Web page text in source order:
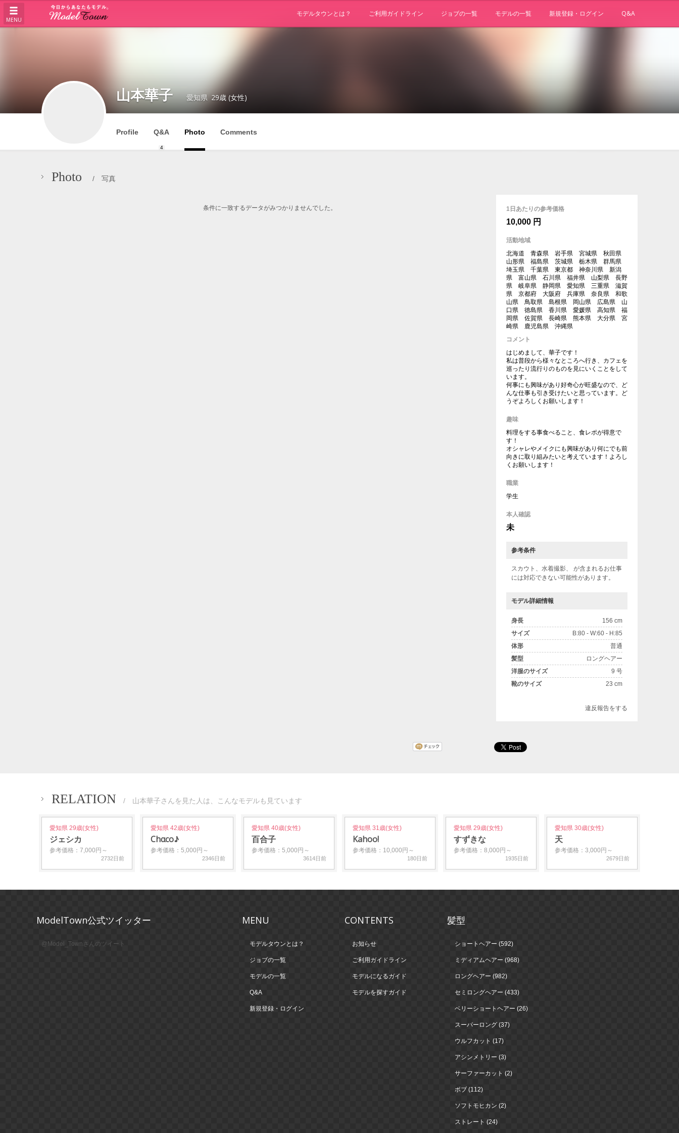
MENU
モデルタウンとは？ ご利用ガイドライン ジョブの一覧 モデルの一覧 新規登録・ログイン Q&A
山本華子 愛知県 29歳 (女性)
Profile Q&A
4
Photo Comments
Photo / 写真
条件に一致するデータがみつかりませんでした。 1日あたりの参考価格
10,000 円
活動地域
北海道 青森県 岩手県 宮城県 秋田県
山形県 福島県 茨城県 栃木県 群馬県
埼玉県 千葉県 東京都 神奈川県 新潟
県 富山県 石川県 福井県 山梨県 長野
県 岐阜県 静岡県 愛知県 三重県 滋賀
県 京都府 大阪府 兵庫県 奈良県 和歌
山県 鳥取県 島根県 岡山県 広島県 山
口県 徳島県 香川県 愛媛県 高知県 福
岡県 佐賀県 長崎県 熊本県 大分県 宮
崎県 鹿児島県 沖縄県
コメント
はじめまして、華子です！
私は普段から様々なところへ行き、カフェを
巡ったり流行りのものを見にいくことをして
います。
何事にも興味があり好奇心が旺盛なので、ど
んな仕事も引き受けたいと思っています。ど
うぞよろしくお願いします！
趣味
料理をする事食べること、食レポが得意で
す！
オシャレやメイクにも興味があり何にでも前
向きに取り組みたいと考えています！よろし
くお願いします！
職業
学生
本人確認
未
参考条件
スカウト、水着撮影、 が含まれるお仕事
には対応できない可能性があります。
モデル詳細情報
身長
156 cm
サイズ
B:80 - W:60 - H:85
体形
普通
髪型
ロングヘアー
洋服のサイズ
9 号
靴のサイズ
23 cm
違反報告をする
RELATION / 山本華子さんを見た人は、こんなモデルも見ています
愛知県 29歳(女性)
ジェシカ
参考価格：7,000円～
2732日前
愛知県 42歳(女性)
Chαco♪
参考価格：5,000円～
2346日前
愛知県 40歳(女性)
百合子
参考価格：5,000円～
3614日前
愛知県 31歳(女性)
Kahoo!
参考価格：10,000円～
180日前
愛知県 29歳(女性)
すずきな
参考価格：8,000円～
1935日前
愛知県 30歳(女性)
天
参考価格：3,000円～
2679日前
ModelTown公式ツイッター
@Model_Townさんのツイート
MENU
モデルタウンとは？
ジョブの一覧
モデルの一覧
Q&A
新規登録・ログイン
CONTENTS
お知らせ
ご利用ガイドライン
モデルになるガイド
モデルを探すガイド
髪型
ショートヘアー (592)
ミディアムヘアー (968)
ロングヘアー (982)
セミロングヘアー (433)
ベリーショートヘアー (26)
スーパーロング (37)
ウルフカット (17)
アシンメトリー (3)
サーファーカット (2)
ボブ (112)
ソフトモヒカン (2)
ストレート (24)